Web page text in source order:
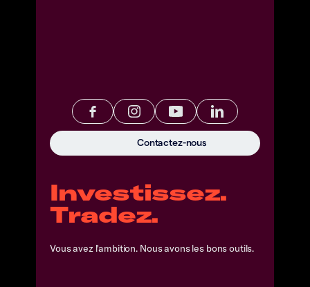
Investissez.
Tradez.
Vous avez l'ambition. Nous avons les bons outils.